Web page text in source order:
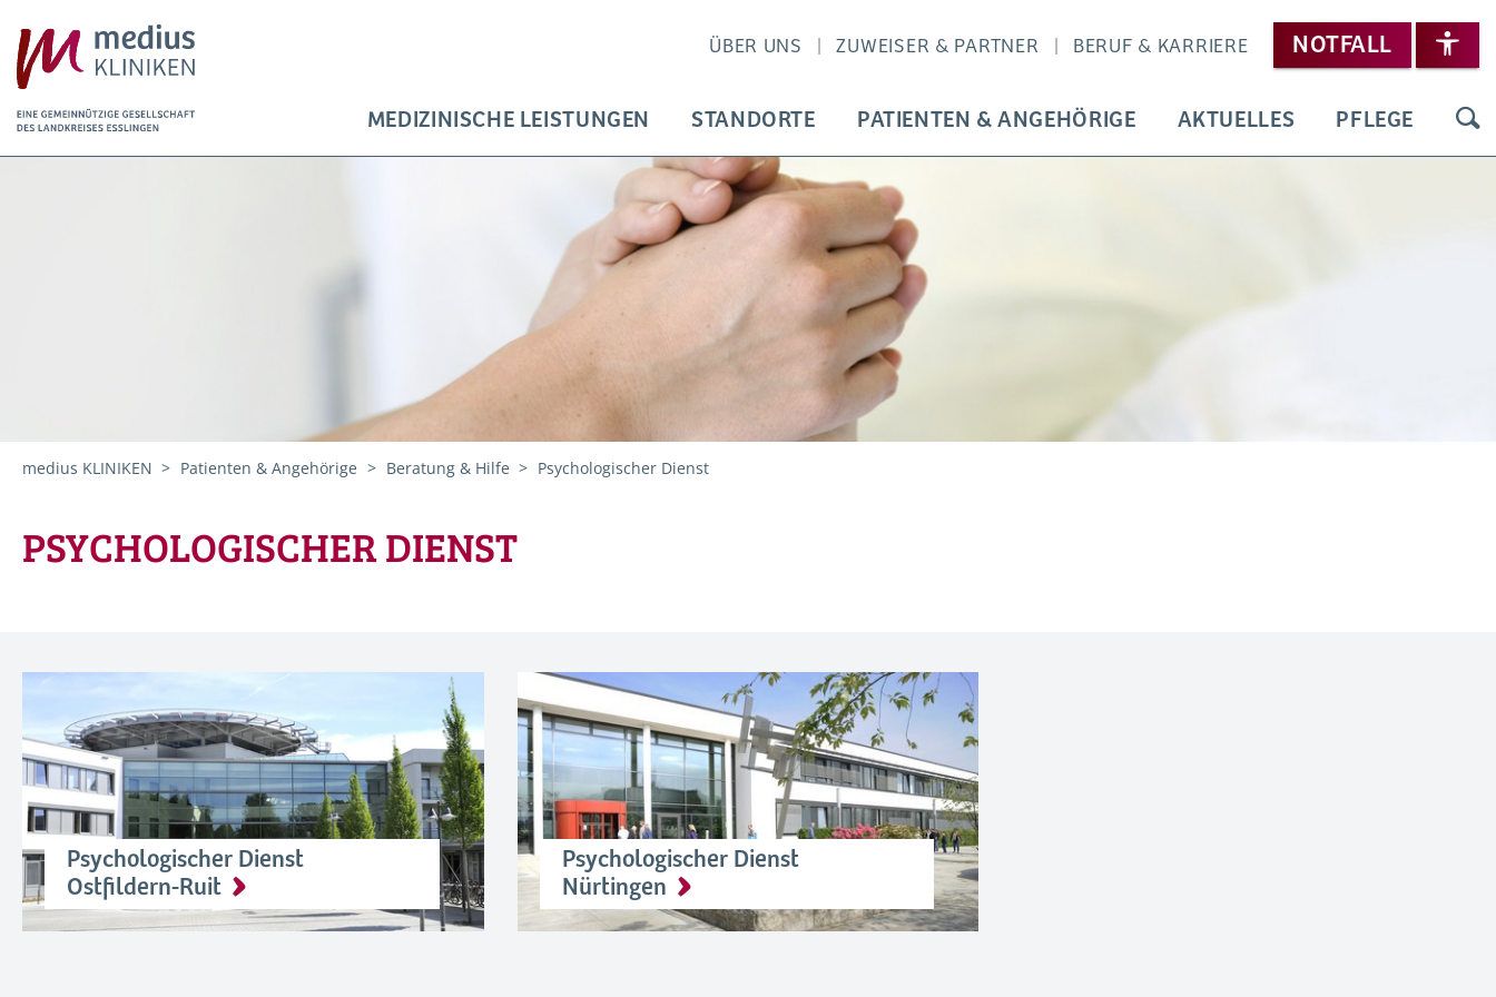
ÜBER UNS ZUWEISER & PARTNER BERUF & KARRIERE NOTFALL
MEDIZINISCHE LEISTUNGEN STANDORTE PATIENTEN & ANGEHÖRIGE AKTUELLES PFLEGE
medius KLINIKEN Patienten & Angehörige Beratung & Hilfe Psychologischer Dienst
PSYCHOLOGISCHER DIENST
Psychologischer Dienst
Ostfildern-Ruit
Psychologischer Dienst
Nürtingen